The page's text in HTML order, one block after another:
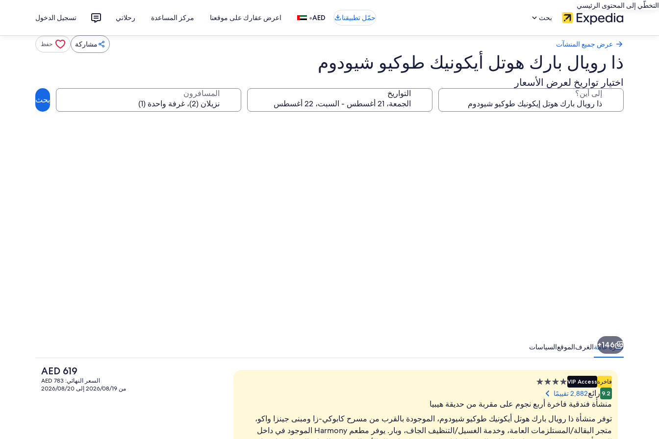
التخطّي إلى المحتوى الرئيسي
بحث
حمّل تطبيقنا AED
• اعرض عقارك على موقعنا مركز المساعدة رحلاتي تسجيل الدخول
عرض جميع المنشآت مشاركة حفظ
ذا رويال بارك هوتل أيكونيك طوكيو شيودوم
اختيار تواريخ لعرض الأسعار
إلى أين؟ التواريخ المسافرون
بحث
ألحفة محشوة بالريش وخزنة داخل
146+
نظرة عامةالغرفالموقعالسياسات
فاخرةVIP Accessمنشأة
فندقية
مصنفة
4.0
نجوم
9.2 رائع2,882 تقييمًا
منشأة فندقية فاخرة أربع نجوم على مقربة من حديقة هيبيا
توفر منشأة ذا رويال بارك هوتل أيكونيك طوكيو شيودوم، الموجودة بالقرب من مسرح كابوكي-زا ومبنى جينزا واكو،
متجر البقالة/المستلزمات العامة، وخدمة الغسيل/التنظيف الجاف، وبار. يوفر مطعم Harmony الموجود في داخل
السعر
الحالي
هو
AED 619
السعر النهائي: AED 783
من 2026/08/19 إلى 2026/08/20